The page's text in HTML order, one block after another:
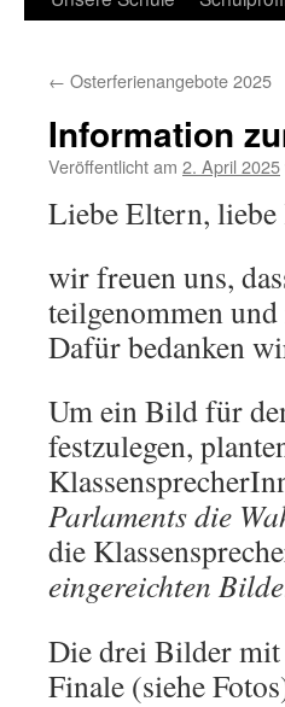
← Osterferienangebote 2025
Information
Veröffentlicht am 2. April 2025
Liebe Eltern,
wir freuen uns,
teilgenommen
Dafür bedanken
Um ein Bild für
festzulegen,
Parlaments die
die
eingereichten
Die drei Bilder mit
Finale (siehe